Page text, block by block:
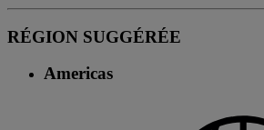
RÉGION SUGGÉRÉE
Americas